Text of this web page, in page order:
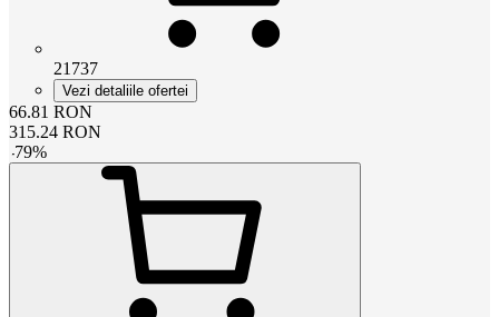
21737
Vezi detaliile ofertei
66.81 RON
315.24 RON
-79%